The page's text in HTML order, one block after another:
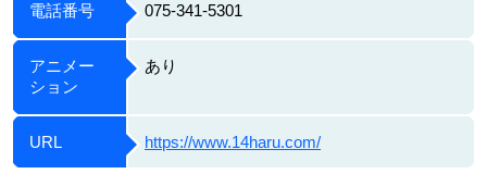
電話番号 075-341-5301
アニメー
ション
あり
URL https://www.14haru.com/